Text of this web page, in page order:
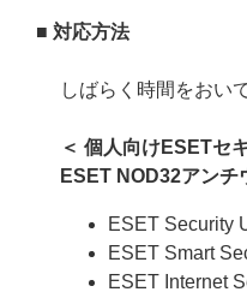
■ 対応方法
しばらく時間をおい
＜ 個人向けESETセ
ESET NOD32アンチ
ESET Security
ESET Smart
ESET Internet